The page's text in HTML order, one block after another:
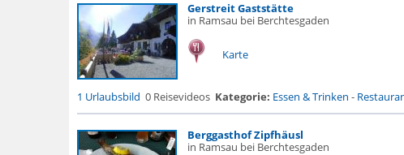
Gerstreit Gaststätte
in Ramsau bei Berchtesgaden
Karte
1 Urlaubsbild 0 Reisevideos Kategorie: Essen & Trinken -
Berggasthof Zipfhäusl
in Ramsau bei Berchtesgaden